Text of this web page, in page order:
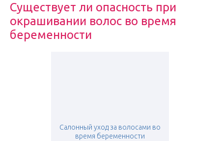
Существует ли опасность при
окрашивании волос во время
беременности
Салонный уход за волосами во
время беременности